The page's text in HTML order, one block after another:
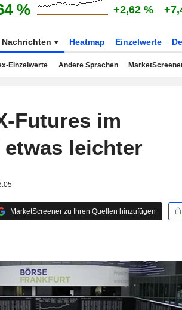
% +2,62 %
Nachrichten Heatmap Einzelwerte
Einzelwerte Andere Sprachen
Futures im
leichter
MarketScreener zu Ihren Quellen hinzufügen